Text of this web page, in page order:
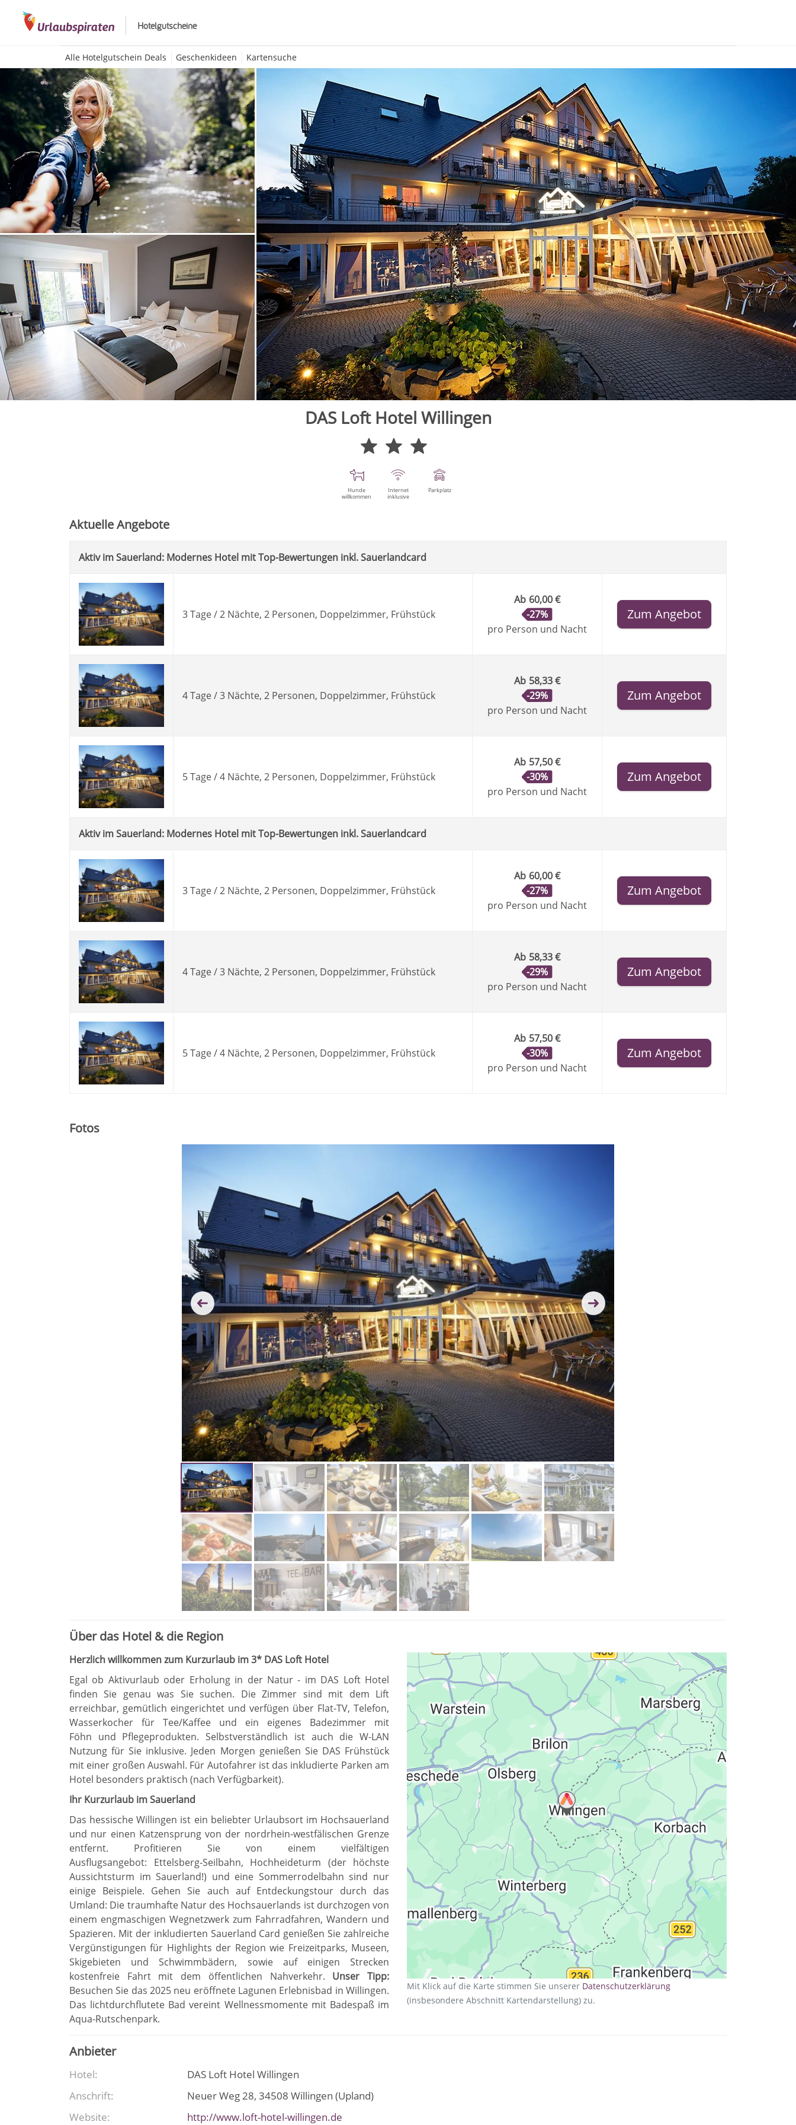
Hotelgutscheine
Alle Hotelgutschein Deals Geschenkideen Kartensuche
DAS Loft Hotel Willingen
Hunde
willkommen
Internet
inklusive
Parkplatz
Aktuelle Angebote
Aktiv im Sauerland: Modernes Hotel mit Top-Bewertungen inkl. Sauerlandcard
3 Tage / 2 Nächte, 2 Personen, Doppelzimmer, Frühstück
Ab 60,00 €
-27%
pro Person und Nacht
Zum Angebot
4 Tage / 3 Nächte, 2 Personen, Doppelzimmer, Frühstück
Ab 58,33 €
-29%
pro Person und Nacht
Zum Angebot
5 Tage / 4 Nächte, 2 Personen, Doppelzimmer, Frühstück
Ab 57,50 €
-30%
pro Person und Nacht
Zum Angebot
Aktiv im Sauerland: Modernes Hotel mit Top-Bewertungen inkl. Sauerlandcard
3 Tage / 2 Nächte, 2 Personen, Doppelzimmer, Frühstück
Ab 60,00 €
-27%
pro Person und Nacht
Zum Angebot
4 Tage / 3 Nächte, 2 Personen, Doppelzimmer, Frühstück
Ab 58,33 €
-29%
pro Person und Nacht
Zum Angebot
5 Tage / 4 Nächte, 2 Personen, Doppelzimmer, Frühstück
Ab 57,50 €
-30%
pro Person und Nacht
Zum Angebot
Fotos
Über das Hotel & die Region
Herzlich willkommen zum Kurzurlaub im 3* DAS Loft Hotel
Egal ob Aktivurlaub oder Erholung in der Natur - im DAS Loft Hotel
finden Sie genau was Sie suchen. Die Zimmer sind mit dem Lift
erreichbar, gemütlich eingerichtet und verfügen über Flat-TV, Telefon,
Wasserkocher für Tee/Kaffee und ein eigenes Badezimmer mit
Föhn und Pflegeprodukten. Selbstverständlich ist auch die W-LAN
Nutzung für Sie inklusive. Jeden Morgen genießen Sie DAS Frühstück
mit einer großen Auswahl. Für Autofahrer ist das inkludierte Parken am
Hotel besonders praktisch (nach Verfügbarkeit).
Ihr Kurzurlaub im Sauerland
Das hessische Willingen ist ein beliebter Urlaubsort im Hochsauerland
und nur einen Katzensprung von der nordrhein-westfälischen Grenze
entfernt. Profitieren Sie von einem vielfältigen
Ausflugsangebot: Ettelsberg-Seilbahn, Hochheideturm (der höchste
Aussichtsturm im Sauerland!) und eine Sommerrodelbahn sind nur
einige Beispiele. Gehen Sie auch auf Entdeckungstour durch das
Umland: Die traumhafte Natur des Hochsauerlands ist durchzogen von
einem engmaschigen Wegnetzwerk zum Fahrradfahren, Wandern und
Spazieren. Mit der inkludierten Sauerland Card genießen Sie zahlreiche
Vergünstigungen für Highlights der Region wie Freizeitparks, Museen,
Skigebieten und Schwimmbädern, sowie auf einigen Strecken
kostenfreie Fahrt mit dem öffentlichen Nahverkehr. Unser Tipp:
Besuchen Sie das 2025 neu eröffnete Lagunen Erlebnisbad in Willingen.
Das lichtdurchflutete Bad vereint Wellnessmomente mit Badespaß im
Aqua-Rutschenpark.
Datenschutzerklärung
Mit Klick auf die Karte stimmen Sie unserer Datenschutzerklärung
(insbesondere Abschnitt Kartendarstellung) zu.
Anbieter
Hotel
DAS Loft Hotel Willingen
Anschrift
Neuer Weg 28 34508 Willingen (Upland)
Website
http://www.loft-hotel-willingen.de